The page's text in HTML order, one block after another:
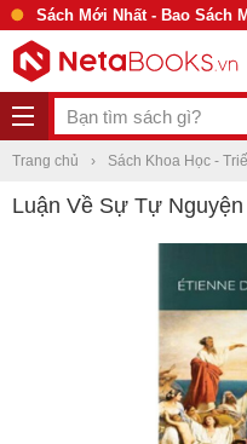
Sách Mới Nhất - Bao Sách
Trang chủ Sách Khoa Học -
Luận Về Sự Tự